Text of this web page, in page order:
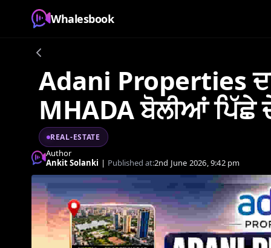
Whalesbook
Adani Properties
MHADA ਬੋਲੀਆਂ ਪਿੱਛੇ
REAL-ESTATE
Author
Ankit Solanki | Published at:2nd June 2026, 9:42 pm